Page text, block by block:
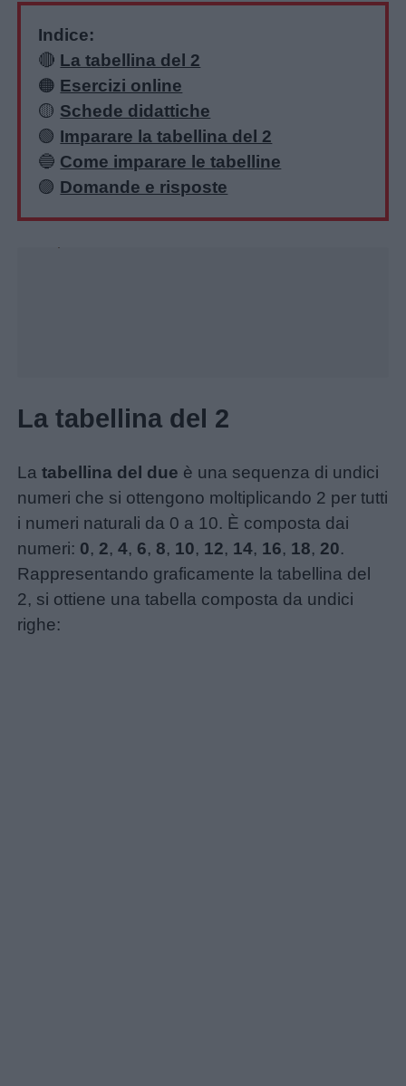
Home
Indice:
🔴 La tabellina del 2
🟠 Esercizi online
🟡 Schede didattiche
🟢 Imparare la tabellina del 2
🔵 Come imparare le tabelline
🟣 Domande e risposte
La tabellina del 2
Latabellina del due è una sequenza di undici
numeri che si ottengono moltiplicando 2 per tutti
i numeri naturali da 0 a 10. È composta dai
numeri: 0, 2,4, 6, 8, 10, 12, 14, 16, 18, 20.
Rappresentando graficamente la tabellina del
2, si ottiene una tabella composta da undici
righe: